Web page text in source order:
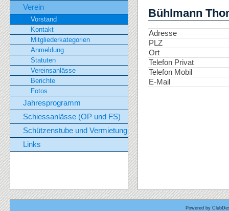
Verein
Vorstand
Kontakt
Mitgliederkategorien
Anmeldung
Statuten
Vereinsanlässe
Berichte
Fotos
Jahresprogramm
Schiessanlässe (OP und FS)
Schützenstube und Vermietung
Links
Bühlmann
Adresse
PLZ
Ort
Telefon Privat
Telefon Mobil
E-Mail
Powered by